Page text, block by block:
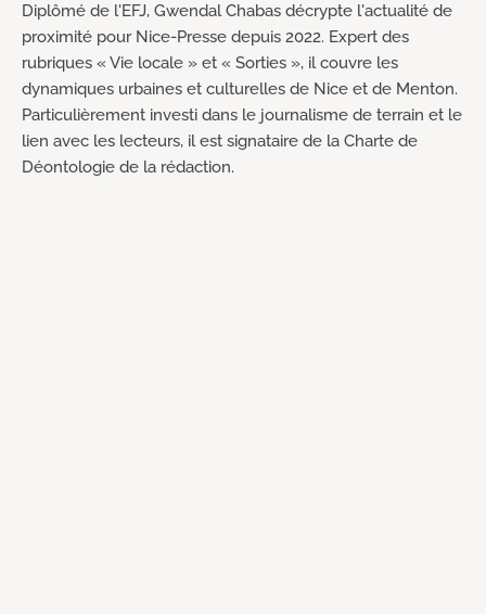
Diplômé de l'EFJ, Gwendal Chabas décrypte l'actualité de
proximité pour Nice-Presse depuis 2022. Expert des
rubriques « Vie locale » et « Sorties », il couvre les
dynamiques urbaines et culturelles de Nice et de Menton.
Particulièrement investi dans le journalisme de terrain et le
lien avec les lecteurs, il est signataire de la Charte de
Déontologie de la rédaction.